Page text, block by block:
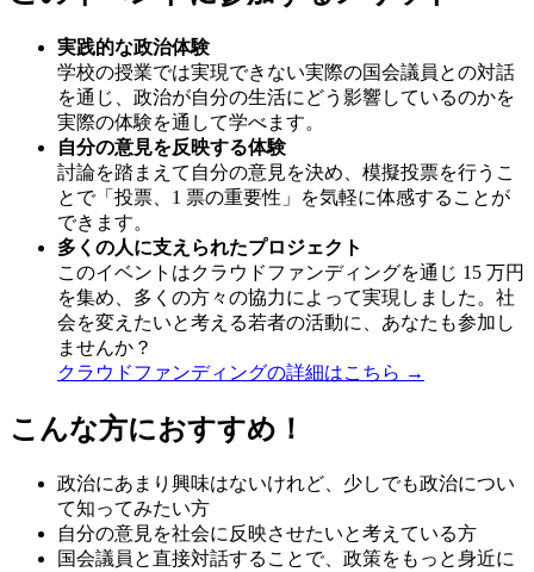
実践的な政治体験
学校の授業では実現できない実際の国会議員との対話
を通じ、政治が自分の生活にどう影響しているのかを
実際の体験を通して学べます。
自分の意見を反映する体験
討論を踏まえて自分の意見を決め、模擬投票を行うこ
とで「投票、1 票の重要性」を気軽に体感することが
できます。
多くの人に支えられたプロジェクト
このイベントはクラウドファンディングを通じ 15 万円
を集め、多くの方々の協力によって実現しました。社
会を変えたいと考える若者の活動に、あなたも参加し
ませんか？
クラウドファンディングの詳細はこちら →
こんな方におすすめ！
政治にあまり興味はないけれど、少しでも政治につい
て知ってみたい方
自分の意見を社会に反映させたいと考えている方
国会議員と直接対話することで、政策をもっと身近に